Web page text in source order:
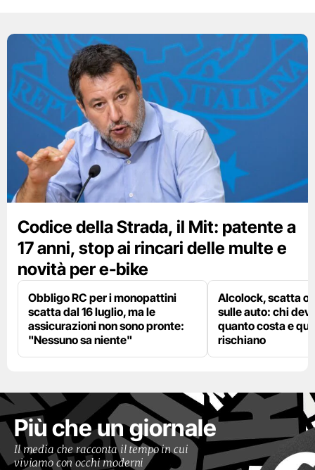
Codice della Strada, il Mit: patente a
17 anni, stop ai rincari delle multe e
novità per e-bike
Obbligo RC per i monopattini
scatta dal 16 luglio, ma le
assicurazioni non sono pronte:
"Nessuno sa niente"
Alcolock, scatta
sulle auto: chi
quanto costa e
rischiano
Più che un giornale
Il media che racconta il tempo in cui
viviamo con occhi moderni